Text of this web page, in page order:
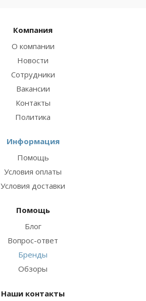
Компания
О компании
Новости
Сотрудники
Вакансии
Контакты
Политика
Информация
Помощь
Условия оплаты
Условия доставки
Помощь
Блог
Вопрос-ответ
Бренды
Обзоры
Наши контакты